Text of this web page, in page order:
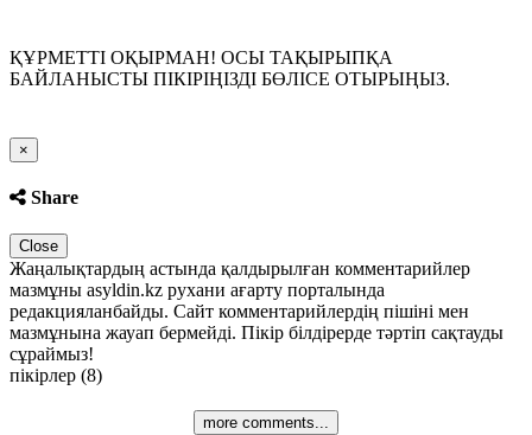
ҚҰРМЕТТІ ОҚЫРМАН! ОСЫ ТАҚЫРЫПҚА
БАЙЛАНЫСТЫ ПІКІРІҢІЗДІ БӨЛІСЕ ОТЫРЫҢЫЗ.
×
Share
Close
Жаңалықтардың астында қалдырылған комментарийлер
мазмұны asyldin.kz рухани ағарту порталында
редакцияланбайды. Сайт комментарийлердің пішіні мен
мазмұнына жауап бермейді. Пікір білдірерде тәртіп сақтауды
сұраймыз!
пікірлер (8)
more comments...